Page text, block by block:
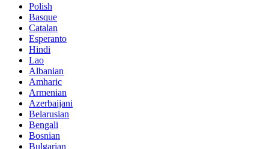
Polish
Basque
Catalan
Esperanto
Hindi
Lao
Albanian
Amharic
Armenian
Azerbaijani
Belarusian
Bengali
Bosnian
Bulgarian